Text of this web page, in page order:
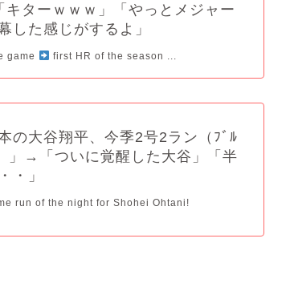
ターｗｗｗ」「やっとメジャー
した感じがするよ」
game first HR of the season ...
の大谷翔平、今季2号2ラン（ﾌﾞﾙ
」→「ついに覚醒した大谷」「半
・」
run of the night for Shohei Ohtani!